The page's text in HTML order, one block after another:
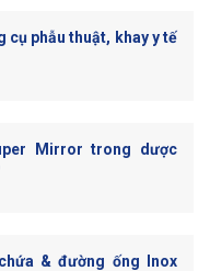
cụ phẫu thuật, khay y tế
Mirror trong dược
& đường ống Inox